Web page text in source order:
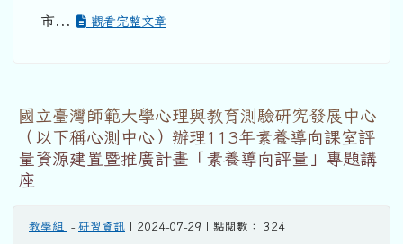
市...
觀看完整文章
國立臺灣師範大學心理與教育測驗研究發展中心
（以下稱心測中心）辦理113年素養導向課室評
量資源建置暨推廣計畫「素養導向評量」專題講
座
教學組 - 研習資訊 | 2024-07-29 | 點閱數： 324